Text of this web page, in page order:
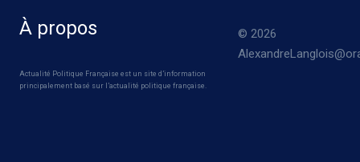
À propos
Actualité Politique Française est un site d’information
principalement basé sur l’actualité politique française.
© 2026